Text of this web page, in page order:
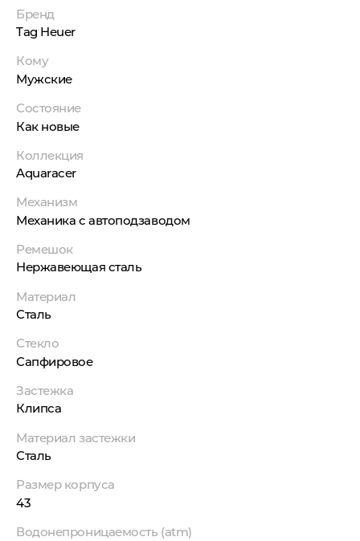
Бренд
Tag Heuer
Кому
Мужские
Состояние
Как новые
Коллекция
Aquaracer
Механизм
Механика с автоподзаводом
Ремешок
Нержавеющая сталь
Материал
Сталь
Стекло
Сапфировое
Застежка
Клипса
Материал застежки
Сталь
Размер корпуса
43
Водонепроницаемость (atm)